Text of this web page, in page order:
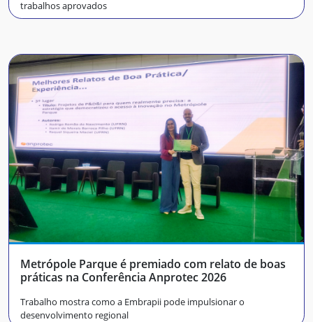
trabalhos aprovados
Metrópole Parque é premiado com relato de boas
práticas na Conferência Anprotec 2026
Trabalho mostra como a Embrapii pode impulsionar o
desenvolvimento regional